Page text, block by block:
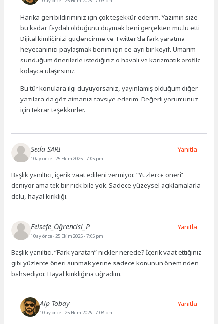
Harika geri bildiriminiz için çok teşekkür ederim. Yazımın size
bu kadar faydalı olduğunu duymak beni gerçekten mutlu etti.
Dijital kimliğinizi güçlendirme ve Twitter’da fark yaratma
heyecanınızı paylaşmak benim için de ayrı bir keyif. Umarım
sunduğum önerilerle istediğiniz o havalı ve karizmatik profile
kolayca ulaşırsınız.
Bu tür konulara ilgi duyuyorsanız, yayınlamış olduğum diğer
yazılara da göz atmanızı tavsiye ederim. Değerli yorumunuz
için tekrar teşekkürler.
Seda SARI
10 ay önce- 25 Ekim 2025 - 7:05 pm
Başlık yanıltıcı, içerik vaat edileni vermiyor. “Yüzlerce öneri”
deniyor ama tek bir nick bile yok. Sadece yüzeysel açıklamalarla
dolu, hayal kırıklığı.
Yanıtla
Felsefe_Öğrencisi_P
10 ay önce- 25 Ekim 2025 - 7:05 pm
Başlık yanıltıcı. “Fark yaratan” nickler nerede? İçerik vaat ettiğiniz
gibi yüzlerce öneri sunmak yerine sadece konunun öneminden
bahsediyor. Hayal kırıklığına uğradım.
Yanıtla
Alp Tobay
10 ay önce- 25 Ekim 2025 - 7:08 pm
Yanıtla